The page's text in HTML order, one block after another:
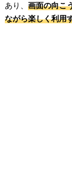
あり、 画面の向こ
ながら楽しく利用